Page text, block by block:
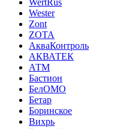
WertRus
Wester
Zont
ZOTA
АкваКонтроль
АКВАТЕК
АТМ
Бастион
БелОМО
Бетар
Боринское
Вихрь